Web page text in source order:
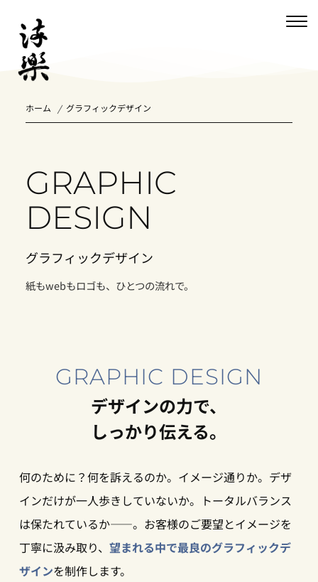
ホーム グラフィックデザイン
GRAPHIC
DESIGN
グラフィックデザイン
紙もwebもロゴも、ひとつの流れで。
GRAPHIC DESIGN
デザインの力で、
しっかり伝える。
何のために？何を訴えるのか。イメージ通りか。デザ
インだけが一人歩きしていないか。トータルバランス
は保たれているか——。お客様のご要望とイメージを
丁寧に汲み取り、 望まれる中で最良のグラフィックデ
ザインを制作します。